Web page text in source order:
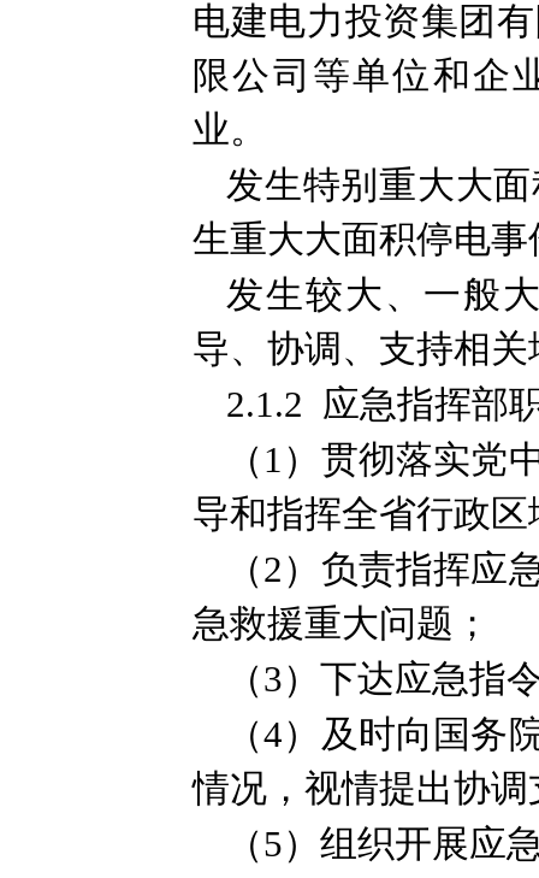
电建电力投资集团
限公司等单位和企
业。
发生特别重大大
生重大大面积停电
发生较大、一般
导、协调、支持相
2.1.2 应急指挥部
（1）贯彻落实党
导和指挥全省行政
（2）负责指挥应
急救援重大问题；
（3）下达应急指
（4）及时向国务
情况，视情提出协
（5）组织开展应